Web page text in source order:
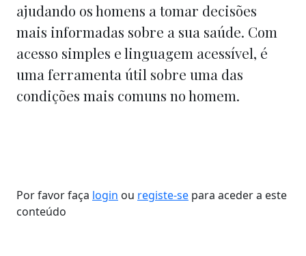
ajudando os homens a tomar decisões
mais informadas sobre a sua saúde. Com
acesso simples e linguagem acessível, é
uma ferramenta útil sobre uma das
condições mais comuns no homem.
Por favor faça login ou registe-se para aceder a este
conteúdo